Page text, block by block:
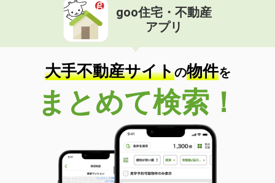
goo住宅・不動産
アプリ
大手不動産サイトの物件を
まとめて検索！